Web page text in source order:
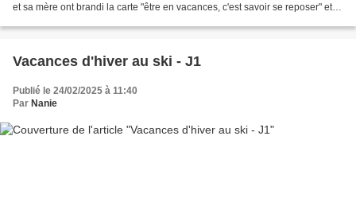
et sa mère ont brandi la carte "être en vacances, c'est savoir se reposer" et
Vacances d'hiver au ski - J1
Publié le 24/02/2025 à 11:40
Par Nanie